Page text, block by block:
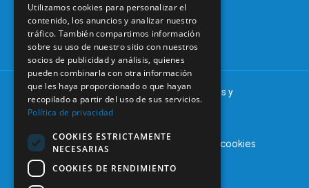
91 561 29 05
informacion@coem.org.es
Tablón de
anuncios
© 2025 – COEM – Colegio Oficial de Odontólogos y
Estomatólogos de la I región
Aviso legalPolítica de privacidad Política de cookies
Utilizamos cookies para personalizar el
contenido, los anuncios y analizar nuestro
tráfico. También compartimos información
sobre su uso de nuestro sitio con nuestros
socios de publicidad y análisis, quienes
pueden combinarla con otra información
que les haya proporcionado o que hayan
recopilado a partir del uso de sus servicios.
Política de privacidad
COOKIES ESTRICTAMENTE
NECESARIAS
COOKIES DE RENDIMIENTO